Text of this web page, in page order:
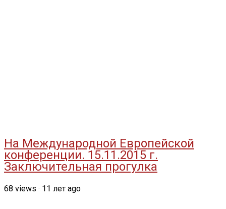
На Международной Европейской
конференции. 15.11.2015 г.
Заключительная прогулка
68 views · 11 лет ago